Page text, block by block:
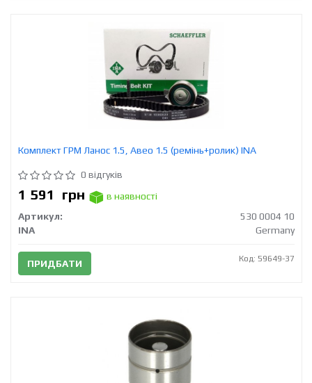
Комплект ГРМ Ланос 1.5, Авео 1.5 (ремінь+ролик) INA
0 відгуків
1 591 грн
в наявності
Артикул:
530 0004 10
INA
Germany
ПРИДБАТИ Код: 59649-37